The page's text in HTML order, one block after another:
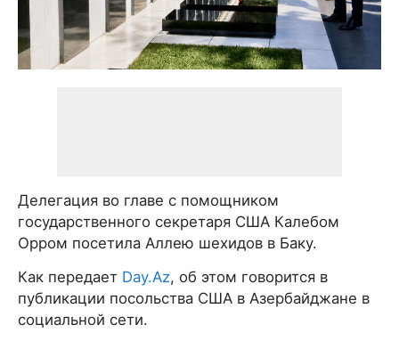
Делегация во главе с помощником
государственного секретаря США Калебом
Орром посетила Аллею шехидов в Баку.
Как передает Day.Az, об этом говорится в
публикации посольства США в Азербайджане в
социальной сети.